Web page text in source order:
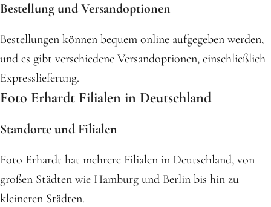
Bestellung und Versandoptionen
Bestellungen können bequem online aufgegeben werden,
und es gibt verschiedene Versandoptionen, einschließlich
Expresslieferung.
Foto Erhardt Filialen in Deutschland
Standorte und Filialen
Foto Erhardt hat mehrere Filialen in Deutschland, von
großen Städten wie Hamburg und Berlin bis hin zu
kleineren Städten.